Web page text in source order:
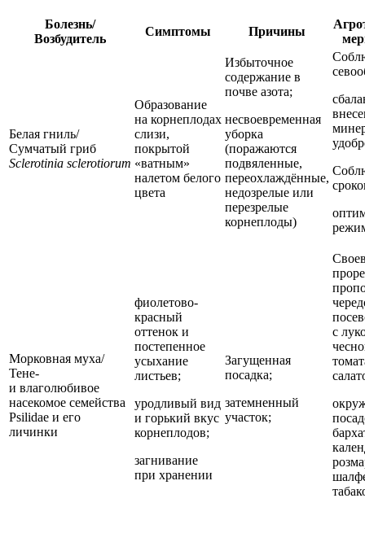
Болезнь/
Возбудитель
Симптомы Причины
Белая гниль/
Сумчатый гриб
Sclerotinia sclerotiorum
Образование
на корнеплодах
слизи,
покрытой
«ватным»
налетом белого
цвета
Избыточное
содержание в
почве азота;
несвоевременная
уборка
(поражаются
подвяленные,
переохлаждённые,
недозрелые или
перезрелые
корнеплоды)
Морковная муха/
Тене-
и влаголюбивое
насекомое семейства
Psilidae и его
личинки
фиолетово-
красный
оттенок и
постепенное
усыхание
листьев;
уродливый вид
и горький вкус
корнеплодов;
загнивание
при хранении
Загущенная
посадка;
затемненный
участок;
с